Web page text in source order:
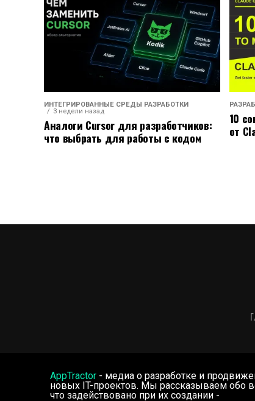
ИНТЕГРИРОВАННЫЕ СРЕДЫ РАЗРАБОТКИ
3 недели назад
Аналоги Cursor для разработчиков:
что выбрать для работы с кодом
10
от
AppTractor - медиа о разработке и
новых IT-проектов. Мы рассказываем обо
что задействовано при их создании -